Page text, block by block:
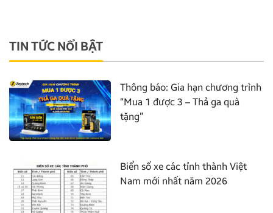
TIN TỨC NỔI BẬT
Thông báo: Gia hạn chương trình
“Mua 1 được 3 – Thả ga quà
tặng”
Biển số xe các tỉnh thành Việt
Nam mới nhất năm 2026